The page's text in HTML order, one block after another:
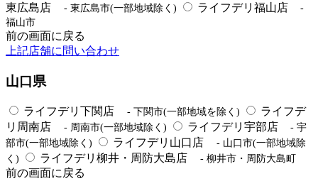
東広島店
- 東広島市(一部地域除く) ライフデリ福山店
-
福山市
前の画面に戻る
上記店舗に問い合わせ
山口県
ライフデリ下関店 - 下関市(一部地域を除く)
ライフデ
リ周南店
- 周南市(一部地域除く) ライフデリ宇部店
- 宇
部市(一部地域除く)
ライフデリ山口店
- 山口市(一部地域除
く)
ライフデリ柳井・周防大島店 - 柳井市・周防大島町
前の画面に戻る